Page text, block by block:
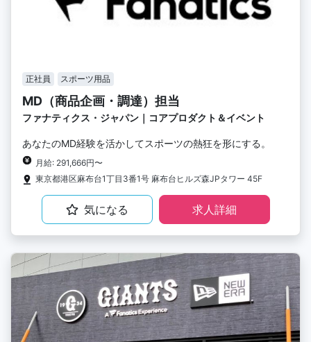
正社員 スポーツ用品
MD（商品企画・調達）担当
ファナティクス・ジャパン｜コアプロダクト＆イベント
あなたのMD経験を活かしてスポーツの熱狂を形にする。
月給: 291,666円〜
東京都港区麻布台1丁目3番1号 麻布台ヒルズ森JPタワー 45F
気になる 求人詳細